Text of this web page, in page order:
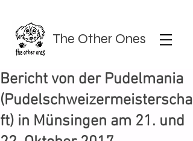
The Other Ones
Bericht von der Pudelmania
(Pudelschweizermeisterscha
ft) in Münsingen am 21. und